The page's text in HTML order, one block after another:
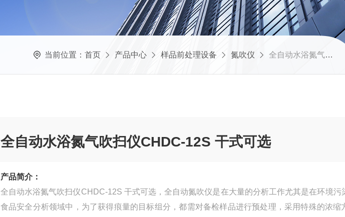
当前位置： 首页 产品中心 样品前处理设备 氮吹仪 全自动水浴氮气吹扫仪CHDC-12S 干式可选
全自动水浴氮气吹扫仪CHDC-12S 干式可选
产品简介：
全自动水浴氮气吹扫仪CHDC-12S 干式可选，全自动氮吹仪是在大量的分析工作尤其是在环境污
食品安全分析领域中，为了获得痕量的目标组分，都需对备检样品进行预处理，采用特殊的浓缩